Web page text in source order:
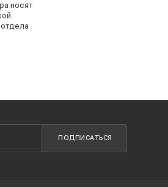
носят
ПОДПИСАТЬСЯ